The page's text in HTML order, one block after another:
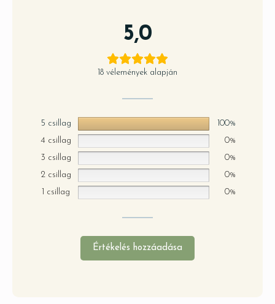
5,0
18 vélemények alapján
5 csillag
100%
4 csillag
0%
3 csillag
0%
2 csillag
0%
1 csillag
0%
Értékelés hozzáadása